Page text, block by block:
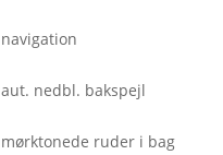
navigation
aut. nedbl. bakspejl
mørktonede ruder i bag